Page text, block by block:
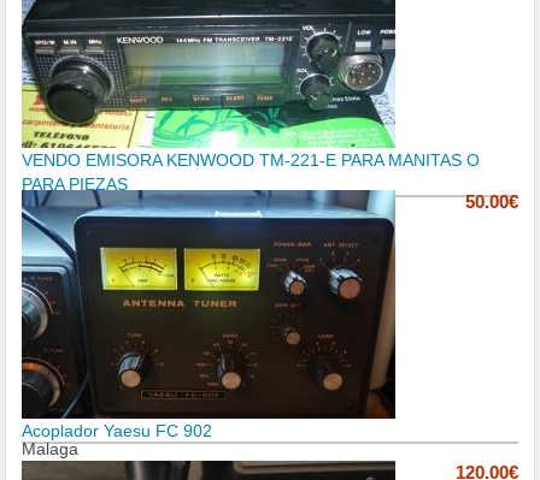
VENDO EMISORA KENWOOD TM-221-E PARA MANITAS O
PARA PIEZAS
50.00€
Acoplador Yaesu FC 902
Malaga
120.00€